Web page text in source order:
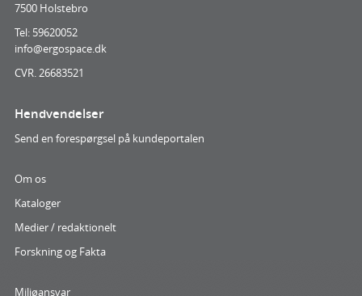
7500 Holstebro
Tel: 59620052
info@ergospace.dk
CVR. 26683521
Hendvendelser
Send en forespørgsel på kundeportalen
Om os
Kataloger
Medier / redaktionelt
Forskning og Fakta
Miljøansvar